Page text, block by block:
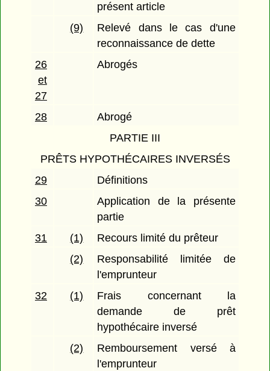
présent article
(9)
Relevé dans le cas d'une
reconnaissance de dette
26
et
27
Abrogés
28
Abrogé
PARTIE III
PRÊTS HYPOTHÉCAIRES INVERSÉS
29
Définitions
30
Application de la présente
partie
31
(1)
Recours limité du prêteur
(2)
Responsabilité limitée de
l'emprunteur
32
(1)
Frais concernant la
demande de prêt
hypothécaire inversé
(2)
Remboursement versé à
l'emprunteur